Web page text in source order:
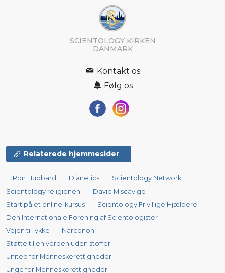
SCIENTOLOGY KIRKEN
DANMARK
Kontakt os
Følg os
Relaterede hjemmesider
L. Ron Hubbard Dianetics
Scientology Network
Scientology religionen
David Miscavige
Start på et online-kursus
Scientology Frivillige Hjælpere
Den Internationale Forening af Scientologister
Vejen til lykke
Narconon
Støtte til en verden uden stoffer
United for Menneskerettigheder
Unge for Menneskerettigheder